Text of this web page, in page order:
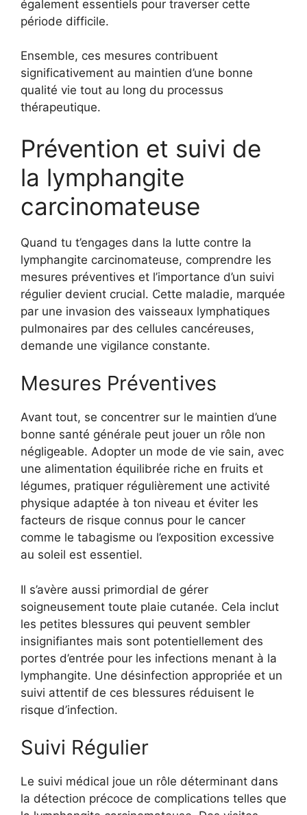
également essentiels pour traverser cette
période difficile.
Ensemble, ces mesures contribuent
significativement au maintien d’une bonne
qualité vie tout au long du processus
thérapeutique.
Prévention et suivi de
la lymphangite
carcinomateuse
Quand tu t’engages dans la lutte contre la
lymphangite carcinomateuse, comprendre les
mesures préventives et l’importance d’un suivi
régulier devient crucial. Cette maladie, marquée
par une invasion des vaisseaux lymphatiques
pulmonaires par des cellules cancéreuses,
demande une vigilance constante.
Mesures Préventives
Avant tout, se concentrer sur le maintien d’une
bonne santé générale peut jouer un rôle non
négligeable. Adopter un mode de vie sain, avec
une alimentation équilibrée riche en fruits et
légumes, pratiquer régulièrement une activité
physique adaptée à ton niveau et éviter les
facteurs de risque connus pour le cancer
comme le tabagisme ou l’exposition excessive
au soleil est essentiel.
Il s’avère aussi primordial de gérer
soigneusement toute plaie cutanée. Cela inclut
les petites blessures qui peuvent sembler
insignifiantes mais sont potentiellement des
portes d’entrée pour les infections menant à la
lymphangite. Une désinfection appropriée et un
suivi attentif de ces blessures réduisent le
risque d’infection.
Suivi Régulier
Le suivi médical joue un rôle déterminant dans
la détection précoce de complications telles que